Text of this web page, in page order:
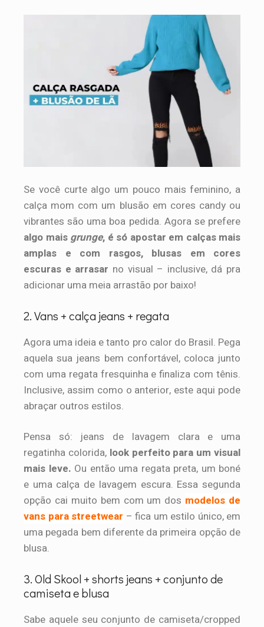
Se você curte algo um pouco mais feminino, a
calça mom com um blusão em cores candy ou
vibrantes são uma boa pedida. Agora se prefere
algo mais grunge, é só apostar em calças mais
amplas e com rasgos, blusas em cores
escuras e arrasar no visual – inclusive, dá pra
adicionar uma meia arrastão por baixo!
2. Vans + calça jeans + regata
Agora uma ideia e tanto pro calor do Brasil. Pega
aquela sua jeans bem confortável, coloca junto
com uma regata fresquinha e finaliza com tênis.
Inclusive, assim como o anterior, este aqui pode
abraçar outros estilos.
Pensa só: jeans de lavagem clara e uma
regatinha colorida, look perfeito para um visual
mais leve. Ou então uma regata preta, um boné
e uma calça de lavagem escura. Essa segunda
opção cai muito bem com um dos modelos de
vans para streetwear – fica um estilo único, em
uma pegada bem diferente da primeira opção de
blusa.
3. Old Skool + shorts jeans + conjunto de
camiseta e blusa
Sabe aquele seu conjunto de camiseta/cropped